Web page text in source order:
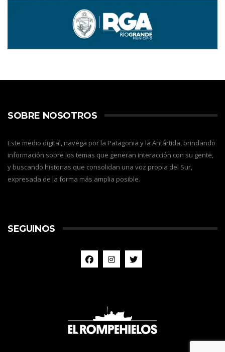
SOBRE NOSOTROS
Este medio digital, navega por la Patagonia y la Antártida, brindando
información sobre los temas que generan interacción con su gente,
y buscando historias que consolidan una voz propia del Sur,
expresada de la forma más amplia posible.
SEGUINOS